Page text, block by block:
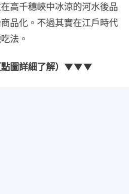
高千穗峽中冰涼的河水後品
品化。不過其實在江戶時代
法。
點圖詳細了解）▼▼▼